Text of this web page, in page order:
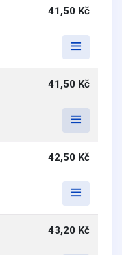
41,50 Kč
41,50 Kč
42,50 Kč
43,20 Kč